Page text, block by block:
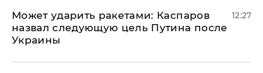
Может ударить ракетами: Каспаров
назвал следующую цель Путина после
Украины
12:27